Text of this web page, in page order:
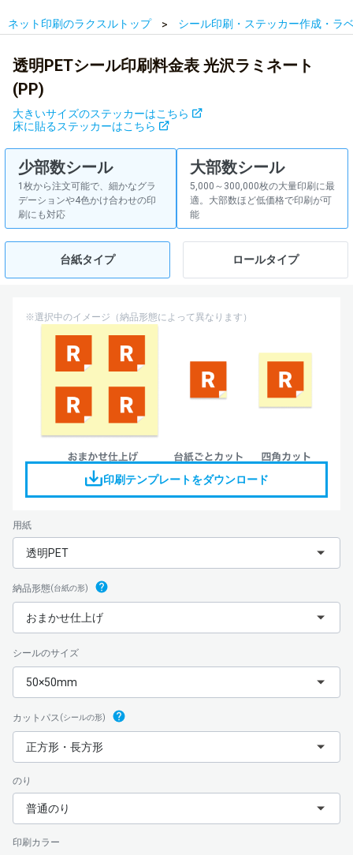
ネット印刷のラクスルトップ シール印刷・ステッカー作成・ラ
透明PETシール印刷料金表 光沢ラミネート
(PP)
大きいサイズのステッカーはこちら
床に貼るステッカーはこちら
少部数シール
1枚から注文可能で、細かなグラ
デーションや4色かけ合わせの印
刷にも対応
大部数シール
5,000～300,000枚の大量印刷に最
適。大部数ほど低価格で印刷が可
能
台紙タイプ ロールタイプ
※選択中のイメージ（納品形態によって異なります）
印刷テンプレートをダウンロード
用紙
透明PET
納品形態(台紙の形)
おまかせ仕上げ
シールのサイズ
50×50mm
カットパス(シールの形)
正方形・長方形
のり
普通のり
印刷カラー